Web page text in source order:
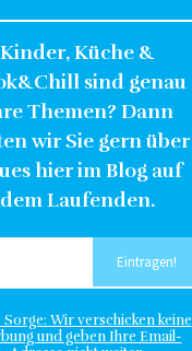
Kinder, Küche &
sind genau
Themen? Dann
wir Sie gern über
hier im Blog auf
dem Laufenden.
Sorge: Wir verschicken keine
und geben Ihre Email-